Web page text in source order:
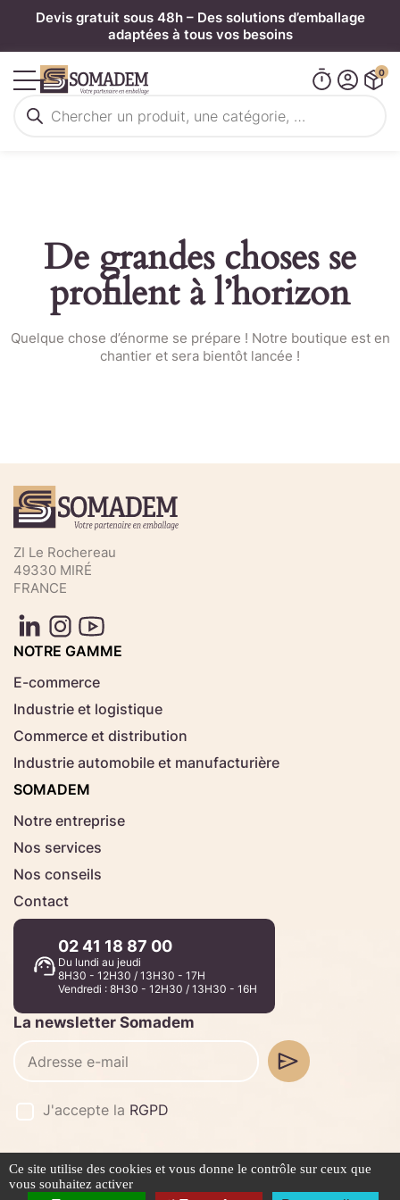
Devis gratuit sous 48h – Des solutions d’emballage
adaptées à tous vos besoins
de
0
De grandes choses se
profilent à l’horizon
Quelque chose d’énorme se prépare ! Notre boutique est en
chantier et sera bientôt lancée !
commande rapide
Aucun fichier
Télécharger
ZI Le Rochereau
49330 MIRÉ
FRANCE
NOTRE GAMME
E-commerce
Industrie et logistique
Commerce et distribution
Industrie automobile et manufacturière
SOMADEM
Notre entreprise
Nos services
Nos conseils
Contact
02 41 18 87 00
Du lundi au jeudi
8H30 - 12H30 / 13H30 - 17H
Vendredi : 8H30 - 12H30 / 13H30 - 16H
La newsletter Somadem
J'accepte la RGPD
©2026 -Stafe.fr
Mentions légales
Politique de confidentialité
Panneau de gestion des cookies
Ce site utilise des cookies et vous donne le contrôle sur ceux que
vous souhaitez activer